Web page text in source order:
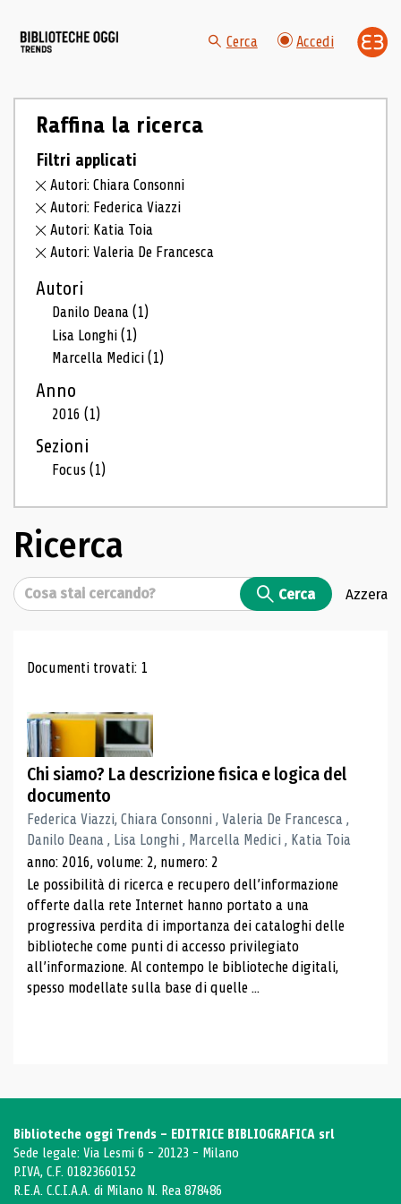
Cerca Accedi
Raffina la ricerca
Filtri applicati
Autori: Chiara Consonni
Autori: Federica Viazzi
Autori: Katia Toia
Autori: Valeria De Francesca
Autori
Danilo Deana(1)
Lisa Longhi(1)
Marcella Medici(1)
Anno
2016(1)
Sezioni
Focus(1)
Ricerca
Cerca Cerca Azzera
Risultati di ricerca
Documenti trovati: 1
Chi siamo? La descrizione fisica e logica del
documento
Federica Viazzi, Chiara Consonni , Valeria De Francesca ,
Danilo Deana , Lisa Longhi , Marcella Medici , Katia Toia
anno: 2016, volume: 2, numero: 2
Le possibilità di ricerca e recupero dell’informazione
offerte dalla rete Internet hanno portato a una
progressiva perdita di importanza dei cataloghi delle
biblioteche come punti di accesso privilegiato
all’informazione. Al contempo le biblioteche digitali,
spesso modellate sulla base di quelle ...
Biblioteche oggi Trends - EDITRICE BIBLIOGRAFICA srl
Sede legale: Via Lesmi 6 - 20123 - Milano
P.IVA, C.F. 01823660152
R.E.A. C.C.I.A.A. di Milano N. Rea 878486